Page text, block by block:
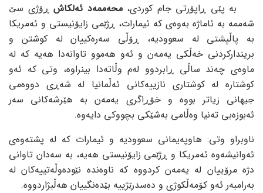
بە پێی ڕاپۆرتی جام کوردی،محەممەد ئەلکاش ڕۆژی سێ
شەممە بە ئاماژە بەوەی کە ئیمارات، ڕژێمی زایۆنیستی و ئەمریکا
بە پاڵپشتی لە سعوودیە، ڕۆڵی سەرەکییان لە کوشتن و
بریندارکردنی خەڵکی یەمەن و ئەو هەموو تاوانەدا هەیە کە لە
ماوەی چەند ساڵی ڕابردوو لەم وڵاتەدا بینراوە، وتی کە ئەو
کوشتارە لە کوشتاری نازییەکانی ئەڵمانیا لە شەڕی دووەمی
جیهانی زیاتر بووە و خۆڕاگری یەمەن بە هێرشەکانی سەر
ئەبوزەبی تەنیا وەڵامی بەشێکی بچووکی دایەوە.
ناوبراو وتی: هاوپەیمانی سعوودیە و ئیمارات کە لە پشتەوەی
ئەوانیشەوە ئەمریکا و ڕژێمی زایۆنیستی هەیە، بە سەدان تاوانی
دژە مرۆییان لە یەمەن کردووە کە ناوەندە نێودەوڵەتییەکان لە
بەرامبەر ئەو کۆمەڵکوژی و دەسدرێژییە بێدەنگییان هەڵبژاردووە.